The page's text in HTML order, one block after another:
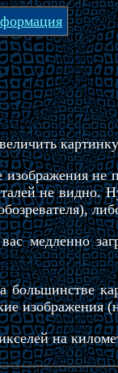
не
не видно.
медленно
большинстве
изображения
на